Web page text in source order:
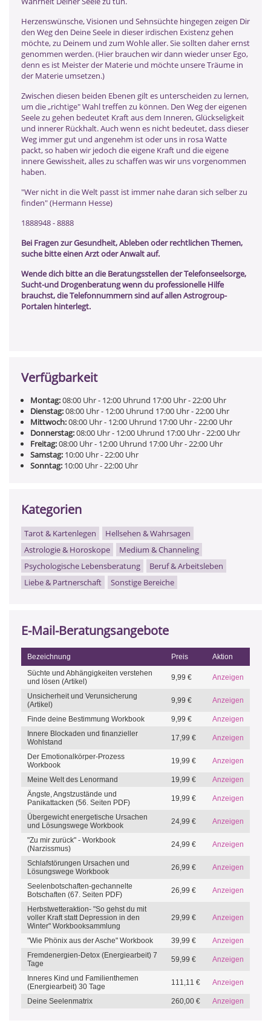
Herzenswünsche, Visionen und Sehnsüchte hingegen zeigen Dir
den Weg den Deine Seele in dieser irdischen Existenz gehen
möchte, zu Deinem und zum Wohle aller. Sie sollten daher ernst
genommen werden. (Hier brauchen wir dann wieder unser Ego,
denn es ist Meister der Materie und möchte unsere Träume in
der Materie umsetzen.)
Zwischen diesen beiden Ebenen gilt es unterscheiden zu lernen,
um die „richtige" Wahl treffen zu können. Den Weg der eigenen
Seele zu gehen bedeutet Kraft aus dem Inneren, Glückseligkeit
und innerer Rückhalt. Auch wenn es nicht bedeutet, dass dieser
Weg immer gut und angenehm ist oder uns in rosa Watte
packt, so haben wir jedoch die eigene Kraft und die eigene
innere Gewissheit, alles zu schaffen was wir uns vorgenommen
haben.
"Wer nicht in die Welt passt ist immer nahe daran sich selber zu
finden" (Hermann Hesse)
1888948 - 8888
Bei Fragen zur Gesundheit, Ableben oder rechtlichen Themen,
suche bitte einen Arzt oder Anwalt auf.
Wende dich bitte an die Beratungsstellen der Telefonseelsorge,
Sucht-und Drogenberatung wenn du professionelle Hilfe
brauchst, die Telefonnummern sind auf allen Astrogroup-
Portalen hinterlegt.
Verfügbarkeit
Montag:08:00 Uhr- 12:00 Uhrund 17:00 Uhr- 22:00 Uhr
Dienstag:08:00 Uhr- 12:00 Uhrund 17:00 Uhr- 22:00 Uhr
Mittwoch:08:00 Uhr- 12:00 Uhrund 17:00 Uhr- 22:00 Uhr
Donnerstag:08:00 Uhr- 12:00 Uhrund 17:00 Uhr- 22:00 Uhr
Freitag:08:00 Uhr- 12:00 Uhrund 17:00 Uhr- 22:00 Uhr
Samstag: 10:00 Uhr- 22:00 Uhr
Sonntag: 10:00 Uhr- 22:00 Uhr
Kategorien
Tarot & Kartenlegen
Hellsehen & Wahrsagen
Astrologie & Horoskope
Medium & Channeling
Psychologische Lebensberatung
Beruf & Arbeitsleben
Liebe & Partnerschaft
Sonstige Bereiche
E-Mail-Beratungsangebote
Bezeichnung Preis
Aktion
Süchte und Abhängigkeiten verstehen
und lösen (Artikel)
9,99 € Anzeigen
Unsicherheit und Verunsicherung
(Artikel)
9,99 € Anzeigen
Finde deine Bestimmung Workbook 9,99 €
Anzeigen
Innere Blockaden und finanzieller
Wohlstand
17,99 € Anzeigen
Der Emotionalkörper-Prozess
Workbook
19,99 € Anzeigen
Meine Welt des Lenormand 19,99 €
Anzeigen
Ängste, Angstzustände und
Panikattacken (56. Seiten PDF)
19,99 € Anzeigen
Übergewicht energetische Ursachen
und Lösungswege Workbook
24,99 € Anzeigen
"Zu mir zurück" - Workbook
(Narzissmus)
24,99 € Anzeigen
Schlafstörungen Ursachen und
Lösungswege Workbook
26,99 € Anzeigen
Seelenbotschaften-gechannelte
Botschaften (67. Seiten PDF)
26,99 € Anzeigen
Herbstwetteraktion- "So gehst du mit
voller Kraft statt Depression in den
Winter" Workbooksammlung
29,99 € Anzeigen
"Wie Phönix aus der Asche" Workbook 39,99 €
Anzeigen
Fremdenergien-Detox (Energiearbeit) 7
Tage
59,99 € Anzeigen
Inneres Kind und Familienthemen
(Energiearbeit) 30 Tage
111,11 € Anzeigen
Deine Seelenmatrix 260,00 € Anzeigen